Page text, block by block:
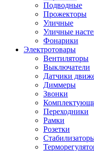
Подводные
Прожекторы
Уличные
Уличные
Фонарики
Электротовары
Вентиляторы
Выключатели
Датчики
Диммеры
Звонки
Переходники
Рамки
Розетки